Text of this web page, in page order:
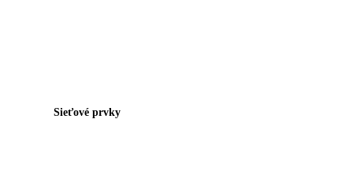
Sieťové prvky